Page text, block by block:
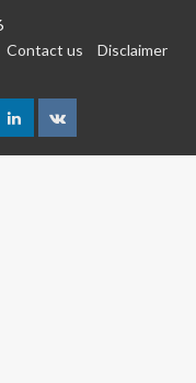
Contact us
Disclaimer
Linkedin
VK